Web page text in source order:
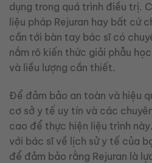
dụng trong quá trình điều trị.
liệu pháp Rejuran hay bất cứ
cần tới bàn tay bác sĩ có
nắm rõ kiến thức giải phẫu
và liều lượng cần thiết.
Để đảm bảo an toàn và hiệu
cơ sở y tế uy tín và các
cao để thực hiện liệu trình
với bác sĩ về lịch sử y tế của
để đảm bảo rằng Rejuran là